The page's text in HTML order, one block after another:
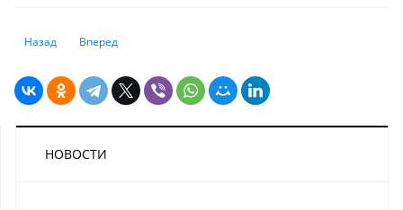
Предыдущий: Аналитики рассказали о ключевых вызовах
Назад Следующий: Мировые центробанки в ноябре закупили 50
Вперед
НОВОСТИ